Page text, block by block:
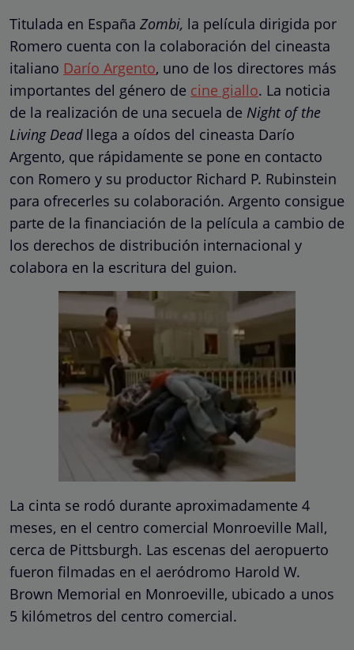
Titulada en España Zombi, la película dirigida por
Romero cuenta con la colaboración del cineasta
italiano Darío Argento, uno de los directores más
importantes del género de cine giallo. La noticia
de la realización de una secuela de Night of the
Living Deadllega a oídos del cineasta Darío
Argento, que rápidamente se pone en contacto
con Romero y su productor Richard P. Rubinstein
para ofrecerles su colaboración. Argento consigue
parte de la financiación de la película a cambio de
los derechos de distribución internacional y
colabora en la escritura del guion.
La cinta se rodó durante aproximadamente 4
meses, en el centro comercial Monroeville Mall,
cerca de Pittsburgh. Las escenas del aeropuerto
fueron filmadas en el aeródromo Harold W.
Brown Memorial en Monroeville, ubicado a unos
5 kilómetros del centro comercial.